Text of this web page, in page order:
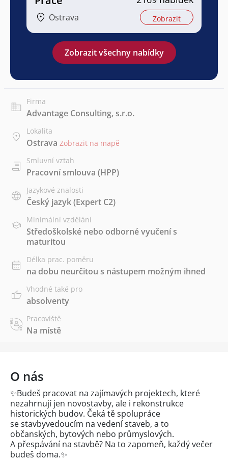
Ostrava Zobrazit
Zobrazit všechny nabídky
Firma
Advantage Consulting, s.r.o.
Lokalita
Ostrava Zobrazit na mapě
Smluvní vztah
Pracovní smlouva (HPP)
Jazykové znalosti
Český jazyk(Expert C2)
Minimální vzdělání
Středoškolské nebo odborné vyučení s
maturitou
Délka prac. poměru
na dobu neurčitou s nástupem možným ihned
Vhodné také pro
absolventy
Pracoviště
Na místě
O nás
✨Budeš pracovat na zajímavých projektech, které
nezahrnují jen novostavby, ale i rekonstrukce
historických budov. Čeká tě spolupráce
se stavbyvedoucím na vedení staveb, a to
občanských, bytových nebo průmyslových.
A přespávání na stavbě? Na to zapomeň, každý večer
budeš doma.✨